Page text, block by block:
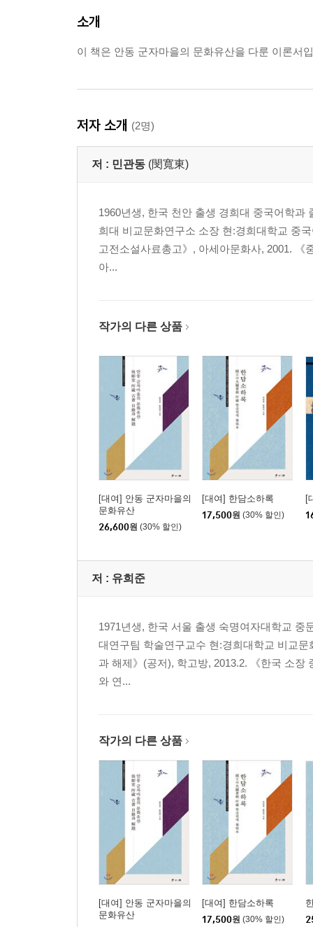
소개
이 책은 안동 군자마을의 문화유산을 다룬 이론서
저자 소개 (2명)
저 : 민관동 (閔寬東)
1960년생, 한국 천안 출생 경희대 중국어학
희대 비교문화연구소 소장 현:경희대학교 중
고전소설사료총고》, 아세아문화사, 2001.
아...
작가의 다른 상품
[대여] 안동 군자마을의
문화유산
26,600원 (30% 할인)
[대여] 한담소하록
17,500원 (30% 할인)
[
저 : 유희준
1971년생, 한국 서울 출생 숙명여자대학교
대연구팀 학술연구교수 현:경희대학교 비교
과 해제》(공저), 학고방, 2013.2. 《한국 소
와 연...
작가의 다른 상품
[대여] 안동 군자마을의
문화유산
[대여] 한담소하록
17,500원 (30% 할인)